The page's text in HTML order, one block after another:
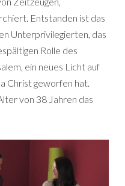
Entstanden ist das
Unterprivilegierten, das
Rolle des
ein neues Licht auf
Christ geworfen hat.
von 38 Jahren das